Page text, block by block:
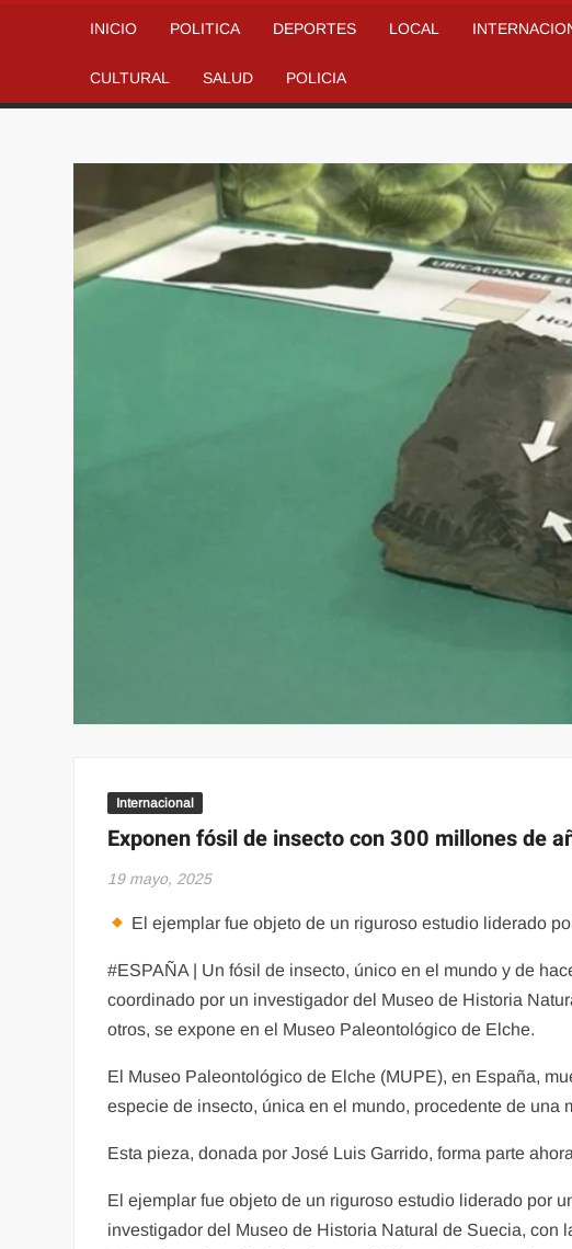
INICIO POLITICA DEPORTES LOCAL
CULTURAL SALUD POLICIA
Internacional
Exponen fósil de insecto con 300 millones de
19 mayo, 2025
El ejemplar fue objeto de un riguroso estudio liderado
#ESPAÑA | Un fósil de insecto, único en el mundo y de
coordinado por un investigador del Museo de Historia
otros, se expone en el Museo Paleontológico de Elche.
El Museo Paleontológico de Elche (MUPE), en España,
especie de insecto, única en el mundo, procedente de una
Esta pieza, donada por José Luis Garrido, forma parte
El ejemplar fue objeto de un riguroso estudio liderado por
investigador del Museo de Historia Natural de Suecia,